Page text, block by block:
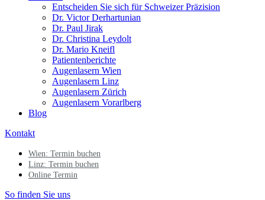
Entscheiden Sie sich für Schweizer Präzision
Dr. Victor Derhartunian
Dr. Paul Jirak
Dr. Christina Leydolt
Dr. Mario Kneifl
Patientenberichte
Augenlasern Wien
Augenlasern Linz
Augenlasern Zürich
Augenlasern Vorarlberg
Blog
Kontakt
Wien: Termin buchen
Linz: Termin buchen
Online Termin
So finden Sie uns